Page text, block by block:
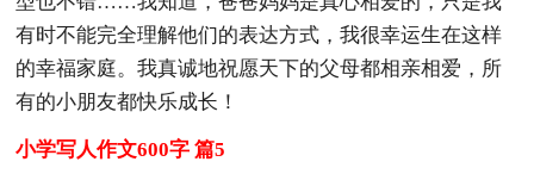
有时不能完全理解他们的表达方式，我很幸运生在这样
的幸福家庭。我真诚地祝愿天下的父母都相亲相爱，所
有的小朋友都快乐成长！
小学写人作文600字 篇5